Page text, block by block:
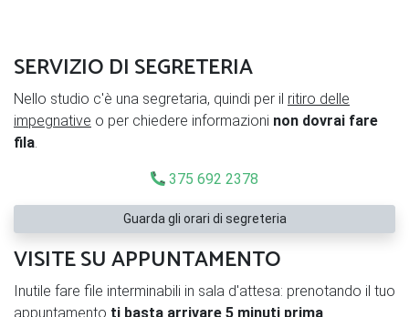
SERVIZIO DI SEGRETERIA
Nello studio c'è una segretaria, quindi per il ritiro delle
impegnative o per chiedere informazioni non dovrai fare
fila.
375 692 2378
Guarda gli orari di segreteria
VISITE SU APPUNTAMENTO
Inutile fare file interminabili in sala d'attesa: prenotando il tuo
appuntamento ti basta arrivare 5 minuti prima